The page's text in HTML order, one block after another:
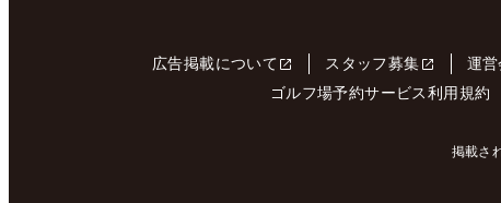
広告掲載について スタッフ募集 運営
ゴルフ場予約サービス利用規約
掲載さ